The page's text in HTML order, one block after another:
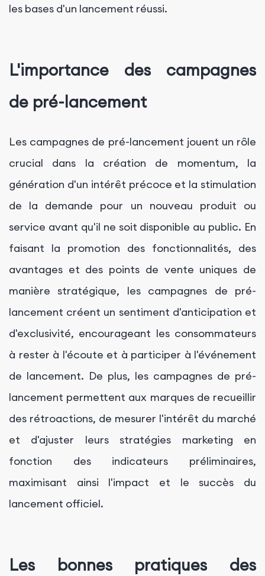
les bases d'un lancement réussi.
L'importance des campagnes
de pré-lancement
Les campagnes de pré-lancement jouent un rôle
crucial dans la création de momentum, la
génération d'un intérêt précoce et la stimulation
de la demande pour un nouveau produit ou
service avant qu'il ne soit disponible au public. En
faisant la promotion des fonctionnalités, des
avantages et des points de vente uniques de
manière stratégique, les campagnes de pré-
lancement créent un sentiment d'anticipation et
d'exclusivité, encourageant les consommateurs
à rester à l'écoute et à participer à l'événement
de lancement. De plus, les campagnes de pré-
lancement permettent aux marques de recueillir
des rétroactions, de mesurer l'intérêt du marché
et d'ajuster leurs stratégies marketing en
fonction des indicateurs préliminaires,
maximisant ainsi l'impact et le succès du
lancement officiel.
Les bonnes pratiques des